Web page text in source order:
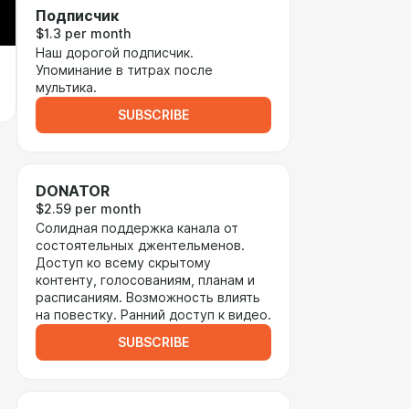
Подписчик
$1.3 per month
Наш дорогой подписчик.
Упоминание в титрах после
мультика.
SUBSCRIBE
DONATOR
$2.59 per month
Солидная поддержка канала от
состоятельных джентельменов.
Доступ ко всему скрытому
контенту, голосованиям, планам и
расписаниям. Возможность влиять
на повестку. Ранний доступ к видео.
SUBSCRIBE